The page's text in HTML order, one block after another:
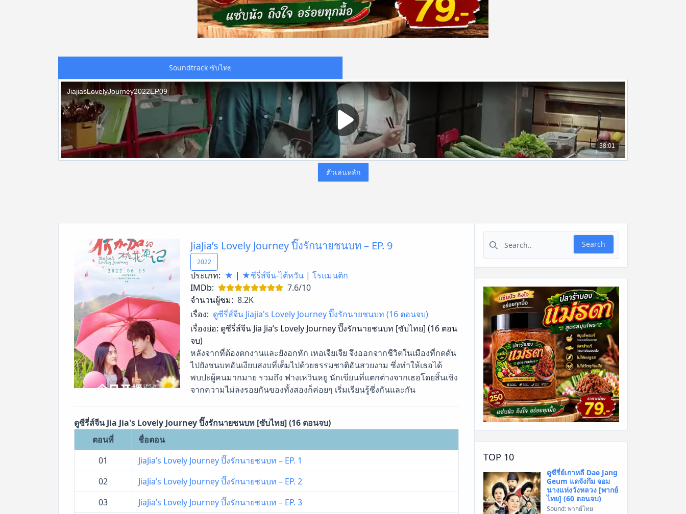
Soundtrack ซับไทย
ตัวเล่นหลัก
JiaJia’s Lovely Journey ปิ๊งรักนายชนบท – EP. 9
2022
ประเภท: ★ | ★ซีรี่ส์จีน-ไต้หวัน | โรแมนติก
IMDb:
7.6/10
จำนวนผู้ชม: 8.2K
เรื่อง: ดูซีรี่ส์จีน Jiajia's Lovely Journey ปิ๊งรักนายชนบท (16 ตอนจบ)
เรื่องย่อ: ดูซีรี่ส์จีน Jia Jia’s Lovely Journey ปิ๊งรักนายชนบท [ซับไทย] (16 ตอน
จบ)
หลังจากที่ต้องตกงานและยังอกหัก เหอเจียเจีย จึงออกจากชีวิตในเมืองที่กดดัน
ไปยังชนบทอันเงียบสงบที่เต็มไปด้วยธรรมชาติอันสวยงาม ซึ่งทำให้เธอได้
พบปะผู้คนมากมาย รวมถึง ฟางเหวินหยู นักเขียนที่แตกต่างจากเธอโดยสิ้นเชิง
จากความไม่ลงรอยกันของทั้งสองก็ค่อยๆ เริ่มเรียนรู้ซึ่งกันและกัน
ดูซีรี่ส์จีน Jia Jia's Lovely Journey ปิ๊งรักนายชนบท [ซับไทย] (16 ตอนจบ)
ตอนที่
ชื่อตอน
01
JiaJia’s Lovely Journey ปิ๊งรักนายชนบท – EP. 1
02
JiaJia’s Lovely Journey ปิ๊งรักนายชนบท – EP. 2
03
JiaJia’s Lovely Journey ปิ๊งรักนายชนบท – EP. 3
Search for:
Search
TOP 10
ดูซีรี่ย์เกาหลี Dae Jang
Geum แดจังกึม จอม
นางแห่งวังหลวง [พากย์
ไทย] (60 ตอนจบ)
Sound: พากย์ไทย